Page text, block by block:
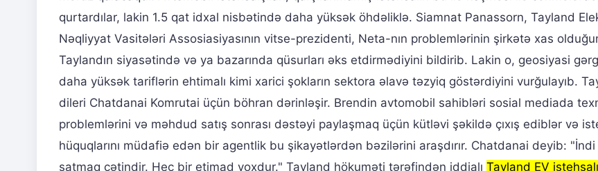
qurtardılar, lakin 1.5 qat idxal nisbətində daha yüksək öhdəliklə. Siamnat Panassorn, Tayland
Nəqliyyat Vasitələri Assosiasiyasının vitse-prezidenti, Neta-nın problemlərinin şirkətə xas
Taylandın siyasətində və ya bazarında qüsurları əks etdirmədiyini bildirib. Lakin o, geosiyasi
daha yüksək tariflərin ehtimalı kimi xarici şokların sektora əlavə təzyiq göstərdiyini vurğulayıb.
dileri Chatdanai Komrutai üçün böhran dərinləşir. Brendin avtomobil sahibləri sosial mediada
problemlərini və məhdud satış sonrası dəstəyi paylaşmaq üçün kütləvi şəkildə çıxış ediblər və
hüquqlarını müdafiə edən bir agentlik bu şikayətlərdən bəzilərini araşdırır. Chatdanai deyib:
satmaq çətindir. Heç bir etimad yoxdur." Tayland hökuməti tərəfindən iddialı Tayland EV istehsalı